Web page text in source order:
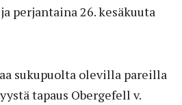
perjantaina 26. kesäkuuta
sukupuolta olevilla pareilla
tapaus Obergefell v.